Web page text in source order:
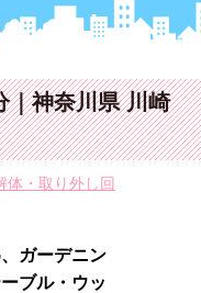
｜神奈川県 川崎
体・取り外し回
ガーデニン
ブル・ウッ